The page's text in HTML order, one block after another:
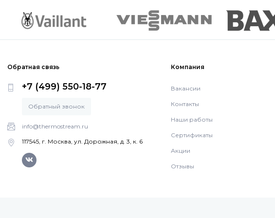
Обратная связь
+7 (499) 550-18-77
Обратный звонок
info@thermostream.ru
117545, г. Москва, ул. Дорожная, д. 3, к. 6
Компания
Вакансии
Контакты
Наши работы
Сертификаты
Акции
Отзывы